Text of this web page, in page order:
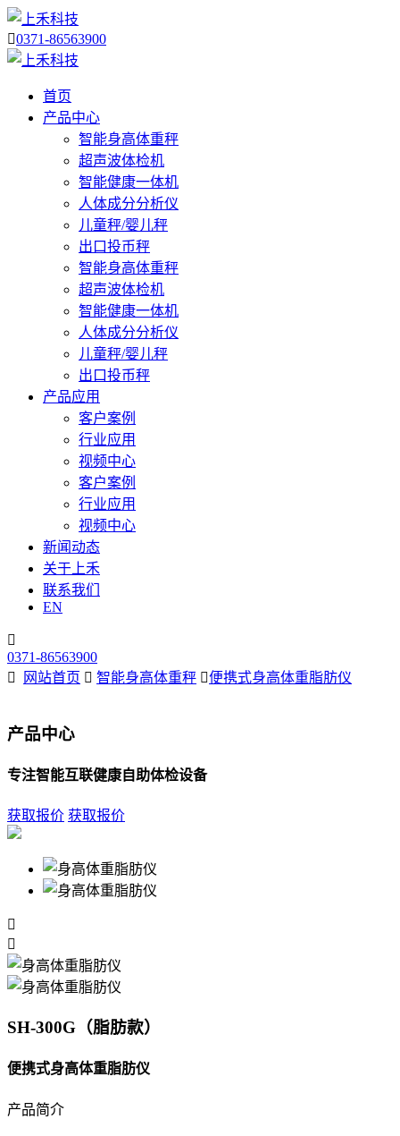
0371-86563900
首页
产品中心
智能身高体重秤
超声波体检机
智能健康一体机
人体成分分析仪
儿童秤/婴儿秤
出口投币秤
智能身高体重秤
超声波体检机
智能健康一体机
人体成分分析仪
儿童秤/婴儿秤
出口投币秤
产品应用
客户案例
行业应用
视频中心
客户案例
行业应用
视频中心
新闻动态
关于上禾
联系我们
EN

0371-86563900

网站首页  智能身高体重秤 便携式身高体重脂肪仪
产品中心
专注智能互联健康自助体检设备
获取报价 获取报价


SH-300G（脂肪款）
便携式身高体重脂肪仪
产品简介